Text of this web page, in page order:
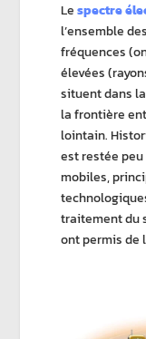
Lespectre
l’ensemble
fréquences
élevées
situent dans
la frontière
lointain.
est restée
mobiles,
traitement du
ont permis de